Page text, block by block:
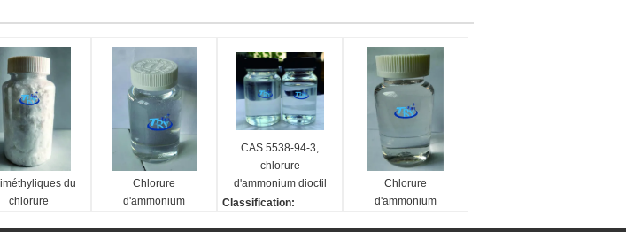
du
chlorure
Chlorure
d'ammonium
CAS 5538-94-3,
chlorure
d'ammonium dioctil
diméthyle 80%,
Classification:
Chlorure
d'ammonium